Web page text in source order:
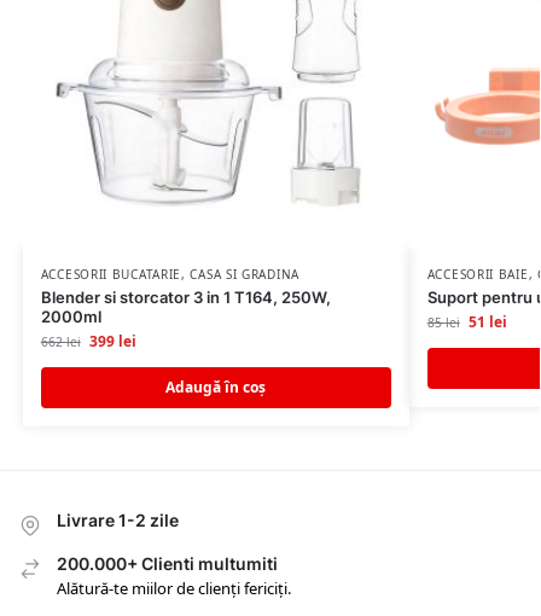
ACCESORII BUCATARIE,CASA SI GRADINA
Blender si storcator 3 in 1 T164, 250W,
2000ml
662lei 399 lei
Adaugă în coș
ACCESORII BAIE,
Suport pentru
85lei 51 lei
Livrare 1-2 zile
200.000+ Clienti multumiti
Alătură-te miilor de clienți fericiți.